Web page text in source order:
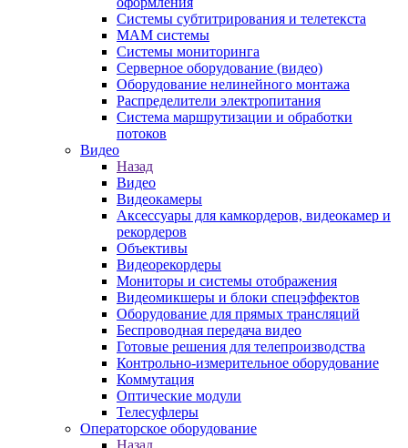
Системы субтитрирования и телетекста
MAM системы
Системы мониторинга
Серверное оборудование (видео)
Оборудование нелинейного монтажа
Распределители электропитания
Система маршрутизации и обработки
потоков
Видео
Назад
Видео
Видеокамеры
Аксессуары для камкордеров, видеокамер и
рекордеров
Объективы
Видеорекордеры
Мониторы и системы отображения
Видеомикшеры и блоки спецэффектов
Оборудование для прямых трансляций
Беспроводная передача видео
Готовые решения для телепроизводства
Контрольно-измерительное оборудование
Коммутация
Оптические модули
Телесуфлеры
Операторское оборудование
Назад